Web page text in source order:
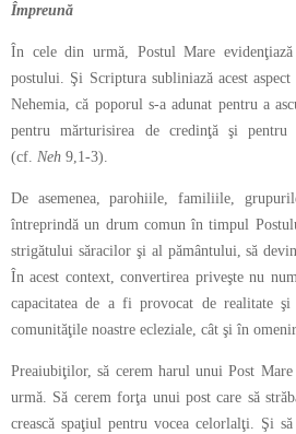
Împreună
În cele din urmă, Postul Mare
postului. Şi Scriptura subliniază acest
Nehemia, că poporul s-a adunat pentru a
pentru mărturisirea de credinţă şi pentru
(cf. Neh 9,1-3).
De asemenea, parohiile, familiile,
întreprindă un drum comun în timpul
strigătului săracilor şi al pământului, să
În acest context, convertirea priveşte nu
capacitatea de a fi provocat de realitate
comunităţile noastre ecleziale, cât şi în
Preaiubiţilor, să cerem harul unui Post
urmă. Să cerem forţa unui post care să
crească spaţiul pentru vocea celorlalţi. Şi